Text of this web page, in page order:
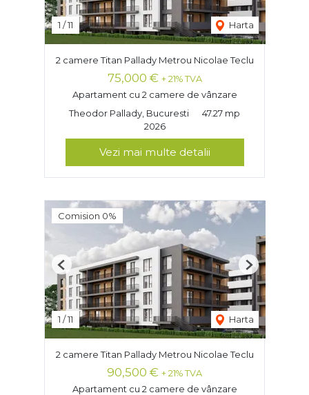
1 /11 Harta
2 camere Titan Pallady Metrou Nicolae Teclu
75,000 € + 21% TVA
Apartament cu 2 camere de vânzare
Theodor Pallady, Bucuresti
47.27 mp
2026
Vezi mai multe detalii
Comision 0%
1 /11 Harta
Previous Next
2 camere Titan Pallady Metrou Nicolae Teclu
90,500 € + 21% TVA
Apartament cu 2 camere de vânzare